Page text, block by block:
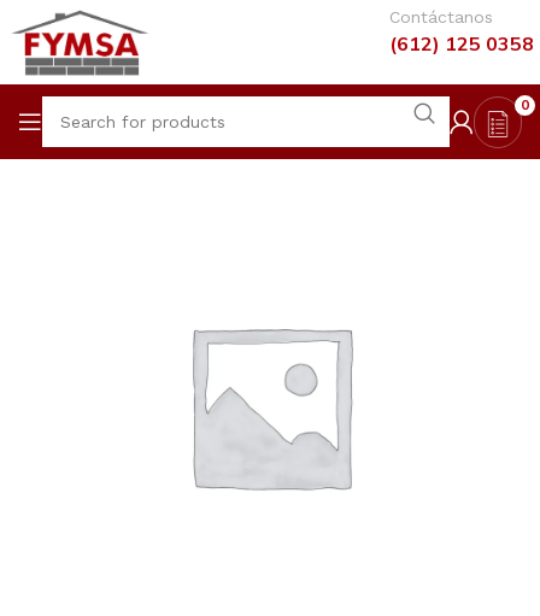
Contáctanos
(612) 125 0358
0